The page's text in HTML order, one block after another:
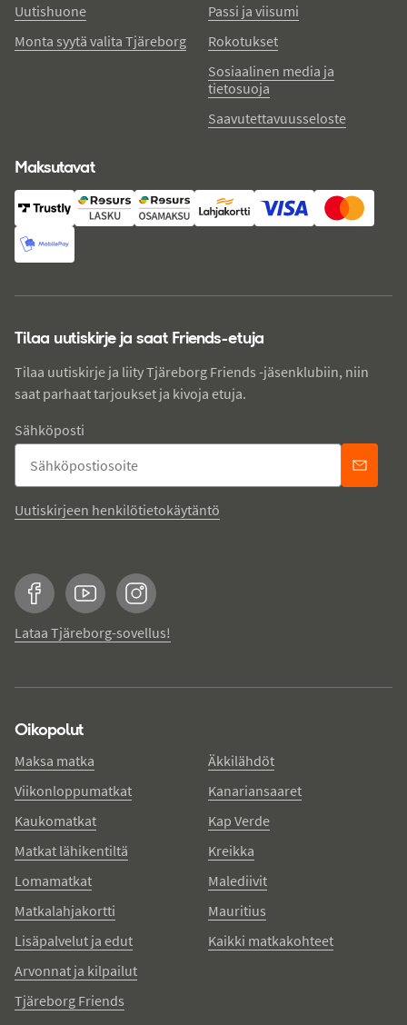
Uutishuone
Monta syytä valita Tjäreborg
Passi ja viisumi
Rokotukset
Sosiaalinen media ja
tietosuoja
Saavutettavuusseloste
Maksutavat
Tilaa uutiskirje ja saat Friends-etuja
Tilaa uutiskirje ja liity Tjäreborg Friends -jäsenklubiin, niin
saat parhaat tarjoukset ja kivoja etuja.
Sähköposti
Uutiskirjeen henkilötietokäytäntö
FacebookYouTubeInstagram
Lataa Tjäreborg-sovellus!
Oikopolut
Maksa matka
Viikonloppumatkat
Kaukomatkat
Matkat lähikentiltä
Lomamatkat
Matkalahjakortti
Lisäpalvelut ja edut
Arvonnat ja kilpailut
Tjäreborg Friends
Äkkilähdöt
Kanariansaaret
Kap Verde
Kreikka
Malediivit
Mauritius
Kaikki matkakohteet